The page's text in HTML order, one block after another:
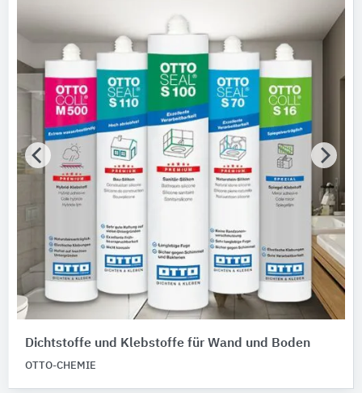
Produktkategorie
Fugenfüllbänder
Gebäude-Bauteile
Bitte auswählen
Untergründe, Lage
Bitte auswählen
Dichtstoffe und Klebstoffe für Wand und Boden
OTTO-CHEMIE